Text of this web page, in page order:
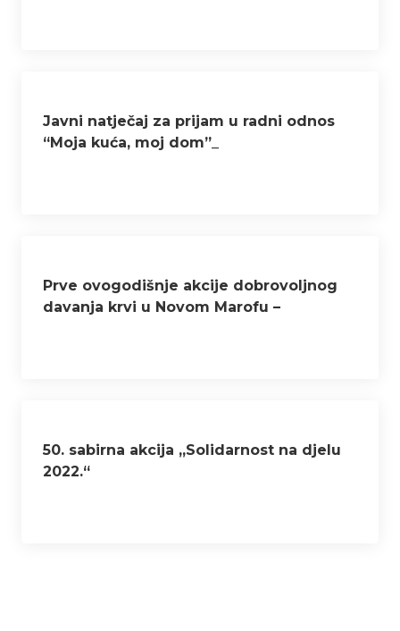
Javni natječaj za prijam u radni odnos
“Moja kuća, moj dom”_
Prve ovogodišnje akcije dobrovoljnog
davanja krvi u Novom Marofu –
50. sabirna akcija „Solidarnost na djelu
2022.“